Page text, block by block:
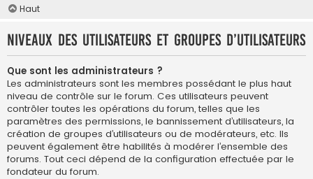
Haut
Niveaux des utilisateurs et groupes d’utilisateurs
Que sont les administrateurs ?
Les administrateurs sont les membres possédant le plus haut
niveau de contrôle sur le forum. Ces utilisateurs peuvent
contrôler toutes les opérations du forum, telles que les
paramètres des permissions, le bannissement d’utilisateurs, la
création de groupes d’utilisateurs ou de modérateurs, etc. Ils
peuvent également être habilités à modérer l’ensemble des
forums. Tout ceci dépend de la configuration effectuée par le
fondateur du forum.